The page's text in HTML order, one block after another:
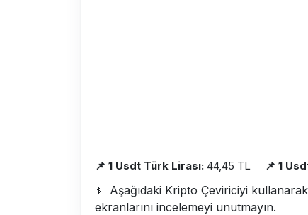
📌 1 Usdt Türk Lirası: 44,45 TL 📌 1
💵 Aşağıdaki Kripto Çeviriciyi
ekranlarını incelemeyi unutmayın.